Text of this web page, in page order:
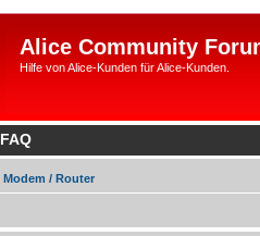
Alice Community
Hilfe von Alice-Kunden für Alice-Kunden.
FAQ
Modem / Router